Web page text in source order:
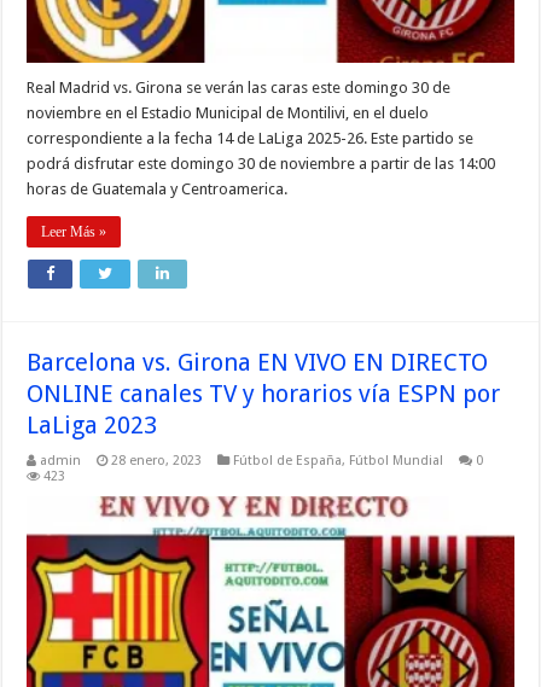
Real Madrid vs. Girona se verán las caras este domingo 30 de
noviembre en el Estadio Municipal de Montilivi, en el duelo
correspondiente a la fecha 14 de LaLiga 2025-26. Este partido se
podrá disfrutar este domingo 30 de noviembre a partir de las 14:00
horas de Guatemala y Centroamerica.
Leer Más »
Barcelona vs. Girona EN VIVO EN DIRECTO
ONLINE canales TV y horarios vía ESPN por
LaLiga 2023
admin 28 enero, 2023 Fútbol de España, Fútbol Mundial
0
423